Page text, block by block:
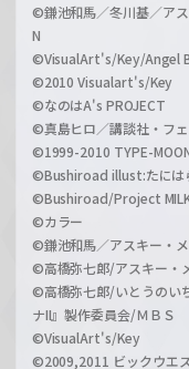
©鎌池和馬／冬川基／ア
N
©VisualArt's/Key/Angel
©2010 Visualart's/Key
©なのはA's PROJECT
©真島ヒロ／講談社・フ
©1999-2010 TYPE-
©Bushiroad illust:たには
©Bushiroad/Project
©カラー
©鎌池和馬／アスキー・メ
©高橋弥七郎/アスキー・
©高橋弥七郎/いとうのい
ナII』製作委員会/ＭＢＳ
©VisualArt's/Key
©2009,2011 ビックウエ